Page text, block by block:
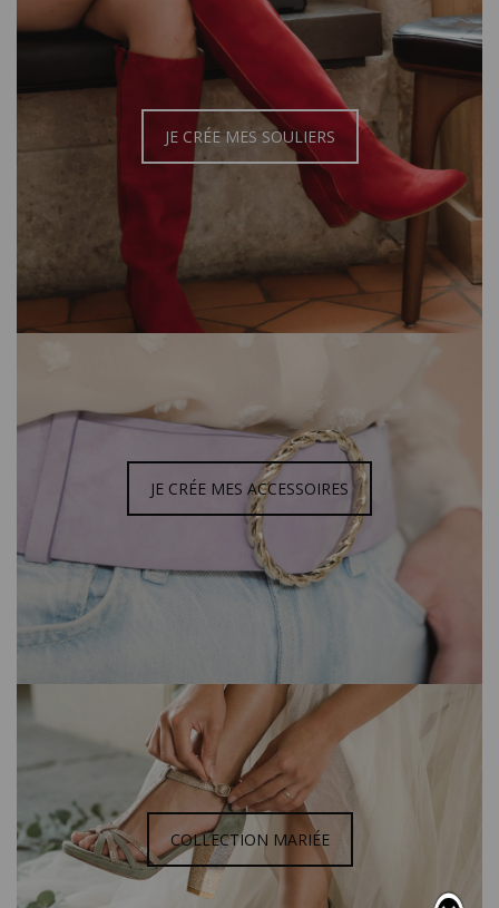
JE CRÉE MES SOULIERS
JE CRÉE MES ACCESSOIRES
COLLECTION MARIÉE